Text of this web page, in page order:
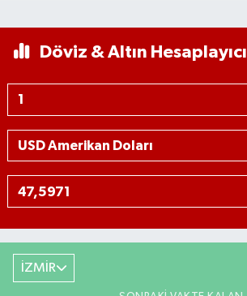
Döviz & Altın Hesaplayıcı
İZMİR